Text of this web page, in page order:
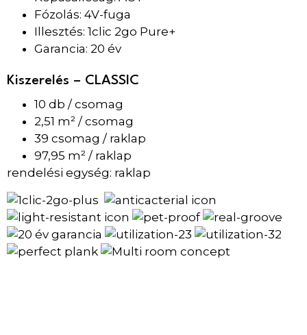
Fózolás: 4V-fuga
Illesztés: 1clic 2go Pure+
Garancia: 20 év
Kiszerelés – CLASSIC
10 db / csomag
2,51 m² / csomag
39 csomag / raklap
97,95 m² / raklap
rendelési egység: raklap